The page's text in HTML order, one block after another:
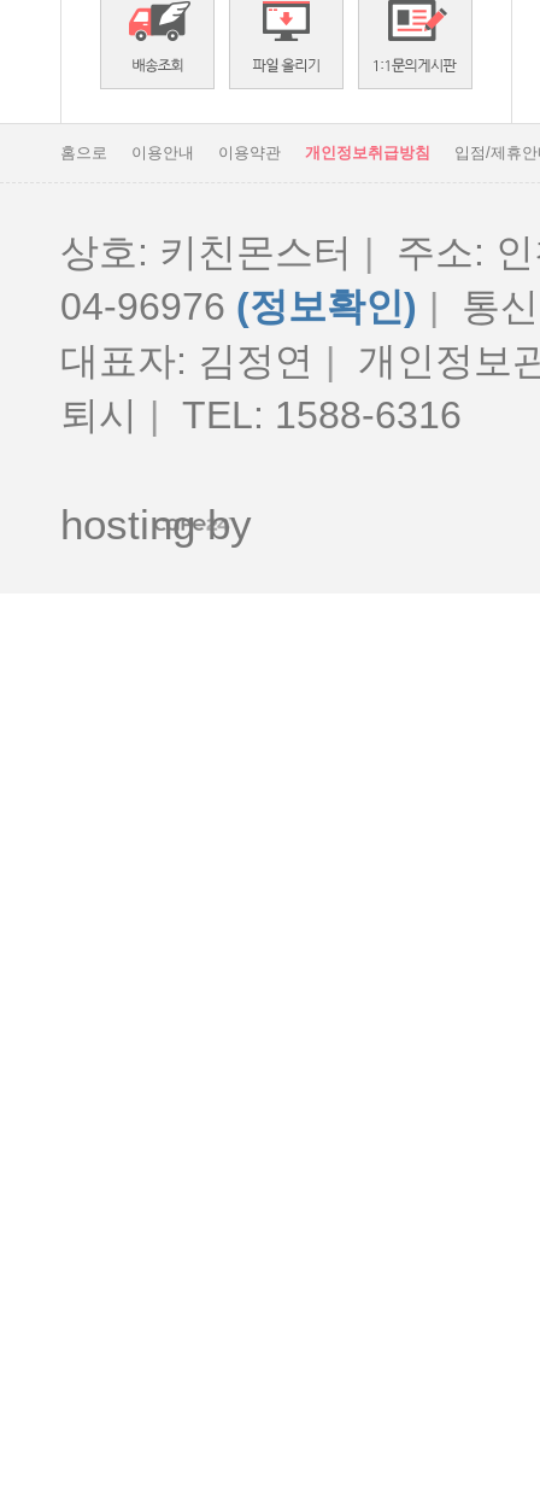
홈으로 이용안내 이용약관 개인정보취급방침 입점/제휴
상호: 키친몬스터 |
주소:
04-96976 (정보확인) |
통
대표자: 김정연 |
개인정보
퇴시
| TEL: 1588-6316
hosting by